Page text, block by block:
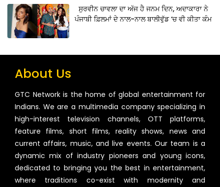
ਸੁਰਵੀਨ ਚਾਵਲਾ ਦਾ ਅੱਜ ਹੈ ਜਨਮ ਦਿਨ, ਅਦਾਕਾਰਾ ਨੇ
ਪੰਜਾਬੀ ਫ਼ਿਲਮਾਂ ਦੇ ਨਾਲ-ਨਾਲ ਬਾਲੀਵੁੱਡ ‘ਚ ਵੀ ਕੀਤਾ ਕੰਮ
About Us
GTC Network is the home of global entertainment for
Indians. We are a multimedia company specializing in
high-interest television channels, OTT platforms,
feature films, short films, reality shows, news and
current affairs, music, and live events. Our team is a
dynamic mix of industry pioneers and young icons,
dedicated to bringing you the best in entertainment,
where traditions co-exist with modernity and